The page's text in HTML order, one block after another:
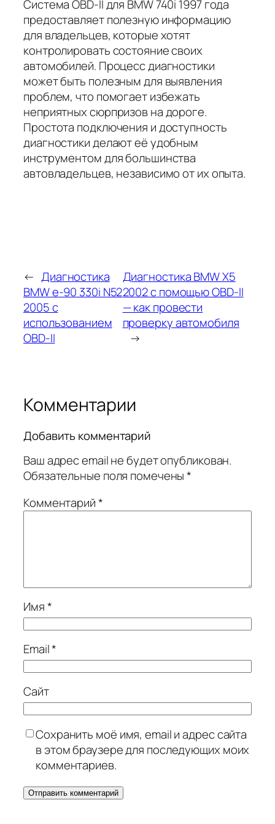
Система OBD-II для BMW 740i 1997 года
предоставляет полезную информацию
для владельцев, которые хотят
контролировать состояние своих
автомобилей. Процесс диагностики
может быть полезным для выявления
проблем, что помогает избежать
неприятных сюрпризов на дороге.
Простота подключения и доступность
диагностики делают её удобным
инструментом для большинства
автовладельцев, независимо от их опыта.
← Диагностика
BMW e-90 330i N52
2005 с
использованием
OBD-II
Диагностика BMW X5
2002 с помощью OBD-II
— как провести
проверку автомобиля
→
Комментарии
Добавить комментарий
Ваш адрес email не будет опубликован.
Обязательные поля помечены*
Комментарий*
Имя*
Email*
Сайт
Сохранить моё имя, email и адрес сайта
в этом браузере для последующих моих
комментариев.